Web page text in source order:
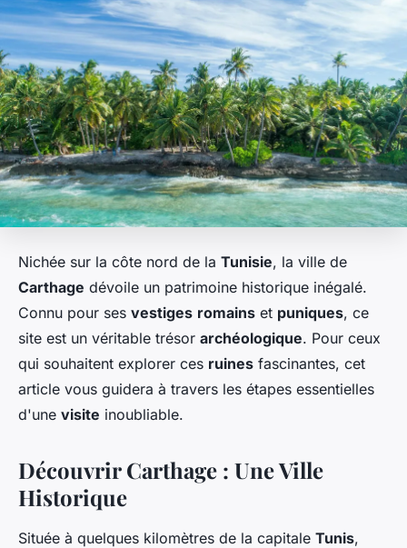
Nichée sur la côte nord de la Tunisie, la ville de
Carthage dévoile un patrimoine historique inégalé.
Connu pour ses vestiges romains et puniques, ce
site est un véritable trésor archéologique. Pour ceux
qui souhaitent explorer ces ruines fascinantes, cet
article vous guidera à travers les étapes essentielles
d'une visite inoubliable.
Découvrir Carthage : Une Ville
Historique
Située à quelques kilomètres de la capitale Tunis,